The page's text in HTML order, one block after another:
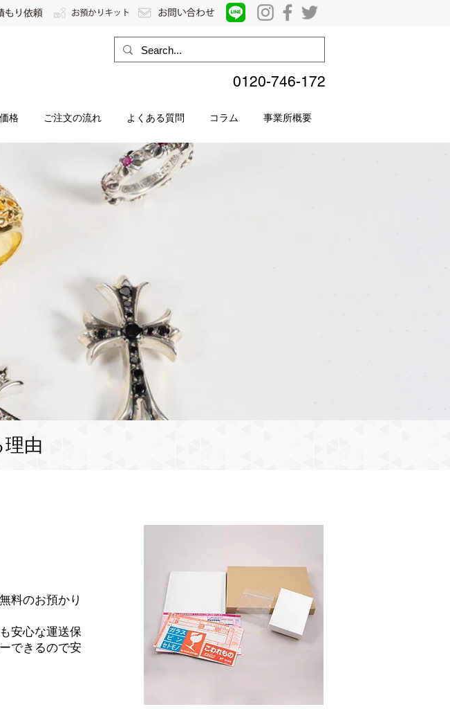
0120-746-172
格 ご注文の流れ よくある質問 コラム 事業所概要
由
料のお預かり
安心な運送保
できるので安